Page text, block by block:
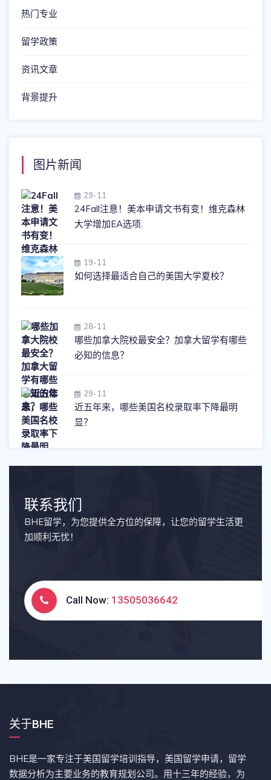
热门专业
留学政策
资讯文章
背景提升
图片新闻
29-11
24Fall注意！美本申请文书有变！维克森林
大学增加EA选项.
19-11
如何选择最适合自己的美国大学夏校？
28-11
哪些加拿大院校最安全？加拿大留学有哪些
必知的信息？
29-11
近五年来，哪些美国名校录取率下降最明
显？
联系我们
BHE留学，为您提供全方位的保障，让您的留学生活更
加顺利无忧！
Call Now: 13505036642
关于BHE
BHE是一家专注于美国留学培训指导，美国留学申请，留学
数据分析为主要业务的教育规划公司。用十三年的经验，为